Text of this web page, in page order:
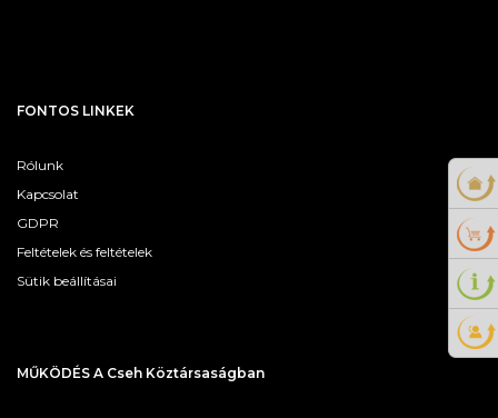
FONTOS LINKEK
Rólunk
Kapcsolat
GDPR
Feltételek és feltételek
Sütik beállításai
MŰKÖDÉS A Cseh Köztársaságban